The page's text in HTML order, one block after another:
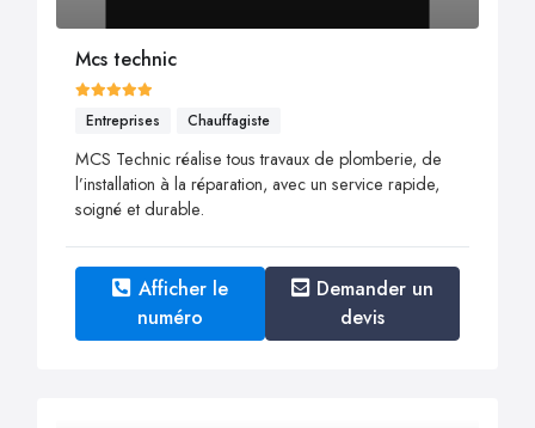
Mcs technic
Entreprises Chauffagiste
MCS Technic réalise tous travaux de plomberie, de
l’installation à la réparation, avec un service rapide,
soigné et durable.
Afficher le
numéro
Demander un
devis